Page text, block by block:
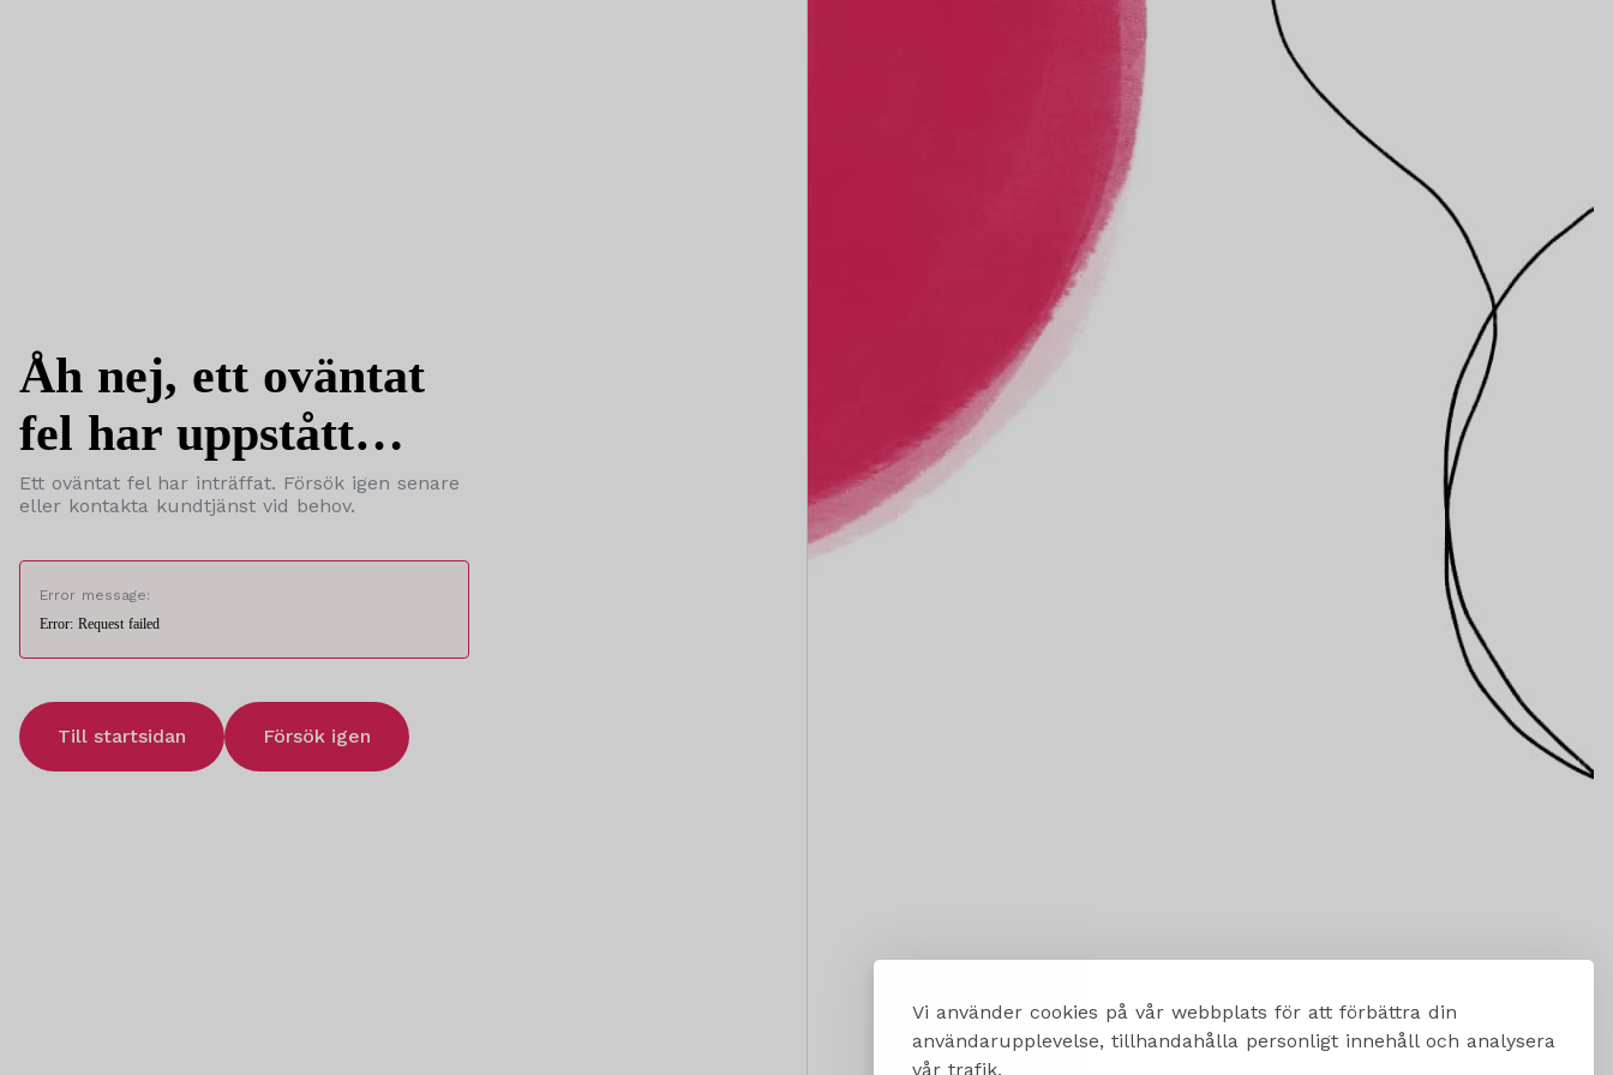
Vi använder cookies på vår webbplats för att förbättra din
användarupplevelse, tillhandahålla personligt innehåll och analysera
vår trafik.
Åh nej, ett oväntat
fel har uppstått…
Ett oväntat fel har inträffat. Försök igen senare
eller kontakta kundtjänst vid behov.
Error message:
Error: Request failed
Till startsidan Försök igen